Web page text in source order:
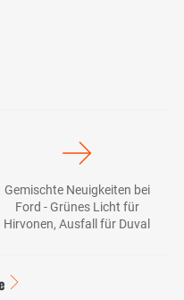
Gemischte Neuigkeiten bei
Ford - Grünes Licht für
Hirvonen, Ausfall für Duval